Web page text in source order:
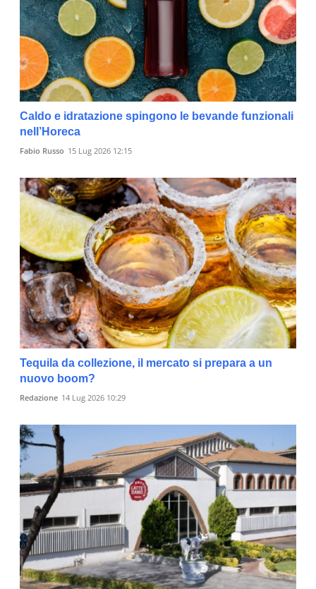
Caldo e idratazione spingono le bevande funzionali
nell’Horeca
Fabio Russo 15 Lug 2026 12:15
Tequila da collezione, il mercato si prepara a un
nuovo boom?
Redazione 14 Lug 2026 10:29